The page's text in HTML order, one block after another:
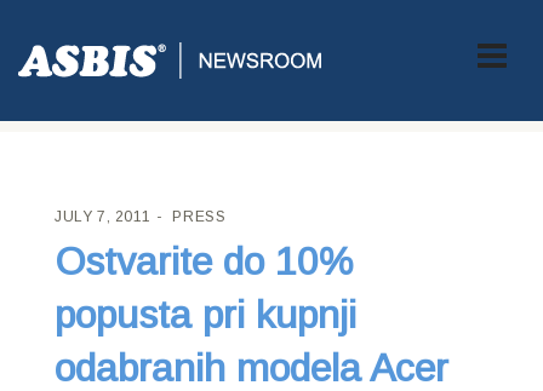
ASBIS CROATIA> PRESS> OSTVARITE DO 10% POPUSTA PRI
KUPNJI ODABRANIH MODELA ACER MONITORA!
JULY 7, 2011 PRESS
Ostvarite do 10%
popusta pri kupnji
odabranih modela Acer